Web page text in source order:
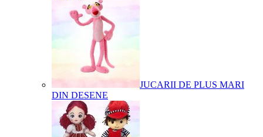
JUCARII DE PLUS MARI
DIN DESENE